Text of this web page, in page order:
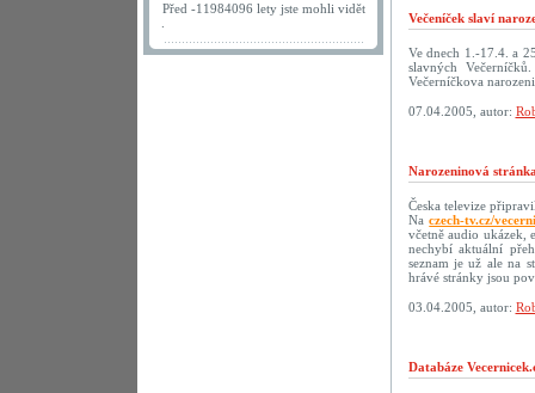
Před -11984096 lety jste mohli vidět
Večeníček slaví
Ve dnech 1.-17.4. a
slavných
Večerníčkova
07.04.2005, autor:
Narozeninová
Česka televize
Naczech-tv.cz/
včetně audio ukázek,
nechybí aktuální
seznam je už ale na
hrávé stránky jsou
03.04.2005, autor:
Databáze